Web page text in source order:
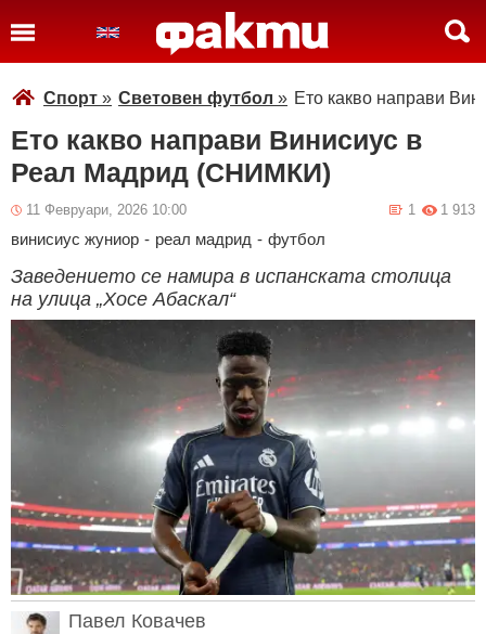
Спорт » Световен футбол » Ето какво направи
Ето какво направи Винисиус в
Реал Мадрид (СНИМКИ)
11 Февруари, 2026 10:00 1 913
1
винисиус жуниор - реал мадрид - футбол
Заведението се намира в испанската столица
на улица „Хосе Абаскал“
Павел Ковачев